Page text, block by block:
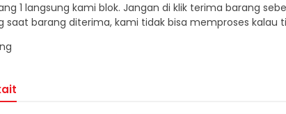
1 langsung kami blok. Jangan di klik terima barang
saat barang diterima, kami tidak bisa memproses kalau